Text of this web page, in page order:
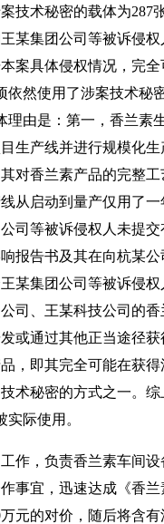
技术秘密的载体为
某集团公司等被诉侵
案具体侵权情况，完
依然使用了涉案技术
理由是：第一，香兰
生产线并进行规模化
对香兰素产品的完整
从启动到量产仅用了
司等被诉侵权人未提
报告书及其在向杭某
某集团公司等被诉侵
司、王某科技公司的
或通过其他正当途径
，即其完全可能在获
术秘密的方式之一。
际使用。
，负责香兰素车间设
事宜，迅速达成《香
元的对价，随后将含